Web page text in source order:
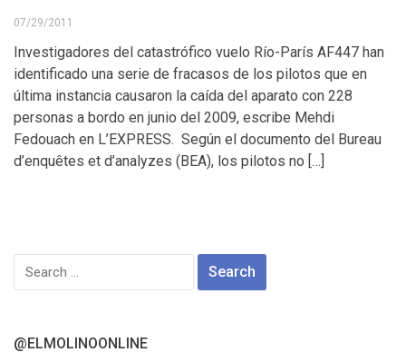
07/29/2011
Investigadores del catastrófico vuelo Río-París AF447 han
identificado una serie de fracasos de los pilotos que en
última instancia causaron la caída del aparato con 228
personas a bordo en junio del 2009, escribe Mehdi
Fedouach en L’EXPRESS. Según el documento del Bureau
d’enquêtes et d’analyzes (BEA), los pilotos no […]
Search
for:
@ELMOLINOONLINE